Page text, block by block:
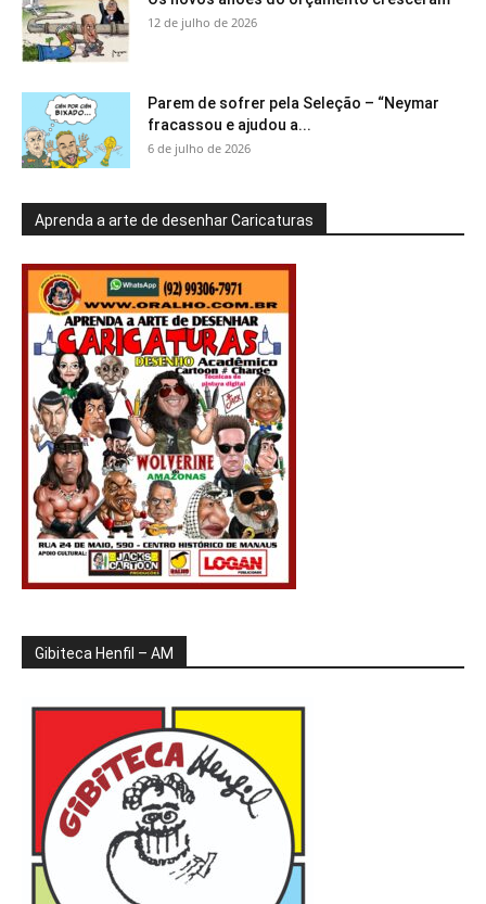
12 de julho de 2026
Parem de sofrer pela Seleção – “Neymar
fracassou e ajudou a...
6 de julho de 2026
Aprenda a arte de desenhar Caricaturas
Gibiteca Henfil – AM